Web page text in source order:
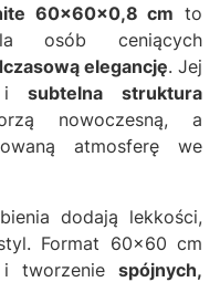
60x60x0,8 cm to
osób ceniących
elegancję. Jej
isubtelna struktura
nowoczesną, a
atmosferę we
dodają lekkości,
Format 60x60 cm
tworzenie spójnych,